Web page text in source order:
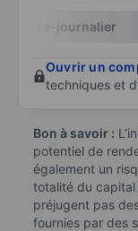
End of
Intra-journalier
Ouvrir un
techniques et
Bon à savoir :
potentiel de
également un
totalité du capital
préjugent pas
fournies par des